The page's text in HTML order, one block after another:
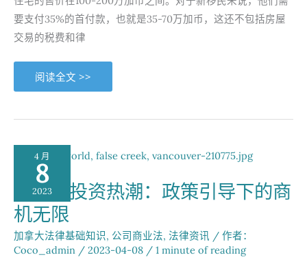
要支付35%的首付款，也就是35-70万加币，这还不包括房屋
交易的税费和律
解
析
指
境
富
转
移：
移
民
后
如
何
合
法
转
移
国
阅读全文 >>
4 月
8
2023
加拿大投资热潮：政策引导下的商
机无限
加拿大法律基础知识, 公司商业法, 法律资讯 / 作者：
Coco_admin / 2023-04-08 / 1 minute of reading